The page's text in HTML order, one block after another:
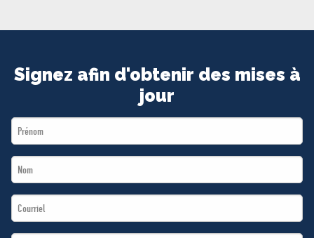
Signez afin d'obtenir des mises à
jour
First
Name
Last
Name
Email
*